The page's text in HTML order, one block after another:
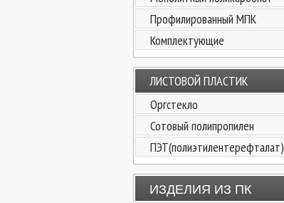
Профилированный МПК
Комплектующие
ЛИСТОВОЙ ПЛАСТИК
Оргстекло
Сотовый полипропилен
ПЭТ(полиэтилентерефталат)
ИЗДЕЛИЯ ИЗ ПК